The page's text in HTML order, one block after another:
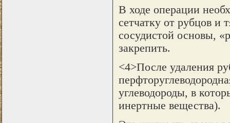
В ходе операции
сетчатку от рубцов и
сосудистой основы,
закрепить.
<4>После удаления
углеводороды, в
инертные вещества).